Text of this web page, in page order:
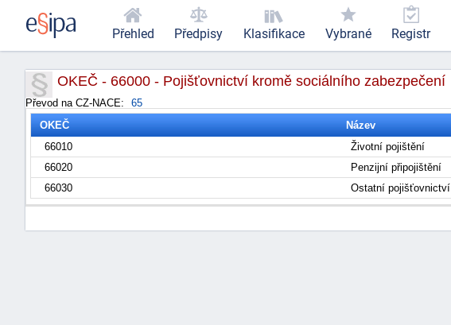
OKEČ - 66000 - Pojišťovnictví kromě sociálního zabezpečení
Převod na CZ-NACE:
65
OKEČ
Název
66010
Životní pojištění
66020
Penzijní připojištění
66030
Ostatní pojišťovnictví
Přehled Předpisy Klasifikace Vybrané Registr